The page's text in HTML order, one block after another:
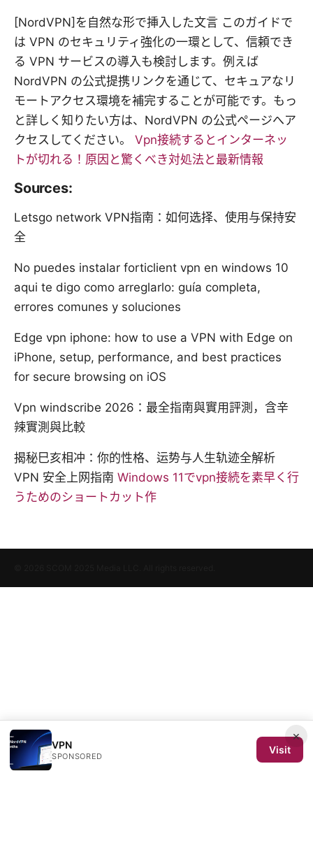
[NordVPN]を自然な形で挿入した文言 このガイドで
は VPN のセキュリティ強化の一環として、信頼でき
る VPN サービスの導入も検討します。例えば
NordVPN の公式提携リンクを通じて、セキュアなリ
モートアクセス環境を補完することが可能です。もっ
と詳しく知りたい方は、NordVPN の公式ページへア
クセスしてください。 Vpn接続するとインターネッ
トが切れる！原因と驚くべき対処法と最新情報
Sources:
Letsgo network VPN指南：如何选择、使用与保持安
全
No puedes instalar forticlient vpn en windows 10
aqui te digo como arreglarlo: guía completa,
errores comunes y soluciones
Edge vpn iphone: how to use a VPN with Edge on
iPhone, setup, performance, and best practices
for secure browsing on iOS
Vpn windscribe 2026：最全指南與實用評測，含辛
辣實測與比較
揭秘巳亥相冲：你的性格、运势与人生轨迹全解析
VPN 安全上网指南 Windows 11でvpn接続を素早く行
うためのショートカット作
×
VPN
SPONSORED
Visit